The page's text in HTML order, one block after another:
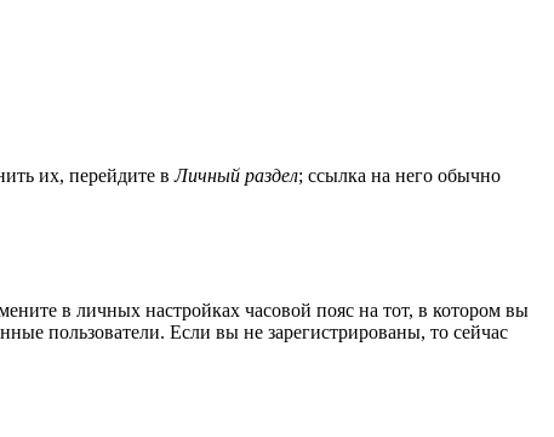
их, перейдите вЛичный раздел; ссылка на него обычно
в личных настройках часовой пояс на тот, в котором вы
пользователи. Если вы не зарегистрированы, то сейчас